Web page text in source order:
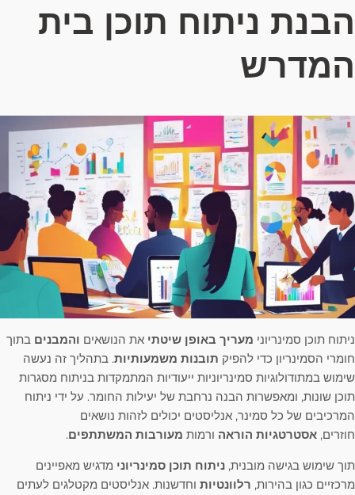
הבנת ניתוח תוכן בית
המדרש
ניתוח תוכן סמינריוני מעריך באופן שיטתי את הנושאים והמבנים בתוך
חומרי הסמינריון כדי להפיק תובנות משמעותיות. בתהליך זה נעשה
שימוש במתודולוגיות סמינריוניות ייעודיות המתמקדות בניתוח מסגרות
תוכן שונות, ומאפשרות הבנה נרחבת של יעילות החומר. על ידי ניתוח
המרכיבים של כל סמינר, אנליסטים יכולים לזהות נושאים
חוזרים, אסטרטגיות הוראה ורמות מעורבות המשתתפים.
תוך שימוש בגישה מובנית, ניתוח תוכן סמינריוני מדגיש מאפיינים
מרכזיים כגון בהירות, רלוונטיות וחדשנות. אנליסטים מקטלגים לעתים